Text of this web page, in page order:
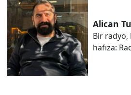
Alican
Bir
hafıza: